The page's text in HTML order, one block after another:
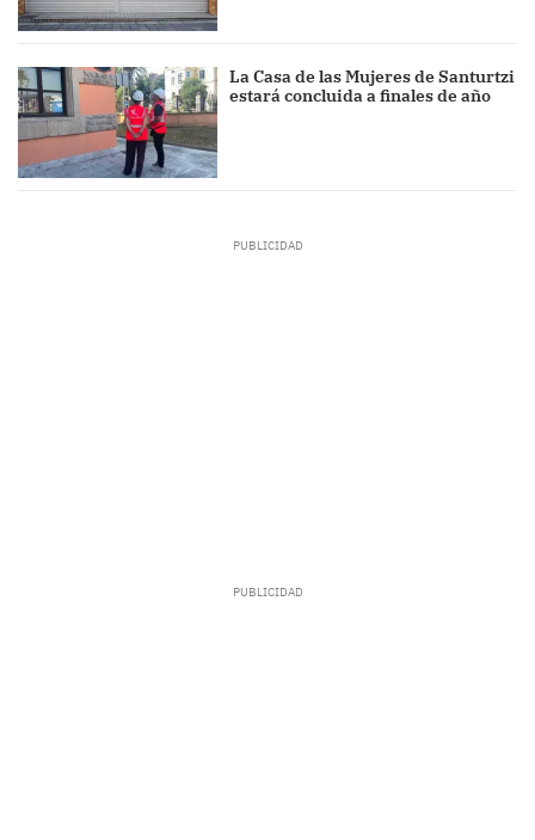
La Casa de las Mujeres de Santurtzi
estará concluida a finales de año